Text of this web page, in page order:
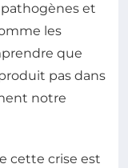
et
les
que
pas dans
notre
cette crise est